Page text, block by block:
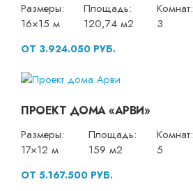
Размеры:
16×15 м
Площадь:
120,74 м2
Комнат:
3
ОТ 3.924.050 РУБ.
ПРОЕКТ ДОМА «АРВИ»
Размеры:
17×12 м
Площадь:
159 м2
Комнат:
5
ОТ 5.167.500 РУБ.